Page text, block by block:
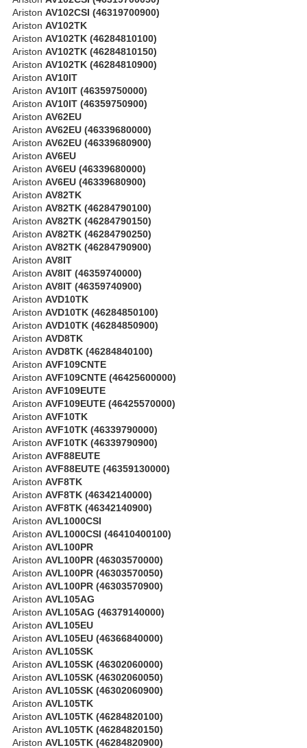
Ariston AV102CSI (46319700900)
Ariston AV102TK
Ariston AV102TK (46284810100)
Ariston AV102TK (46284810150)
Ariston AV102TK (46284810900)
Ariston AV10IT
Ariston AV10IT (46359750000)
Ariston AV10IT (46359750900)
Ariston AV62EU
Ariston AV62EU (46339680000)
Ariston AV62EU (46339680900)
Ariston AV6EU
Ariston AV6EU (46339680000)
Ariston AV6EU (46339680900)
Ariston AV82TK
Ariston AV82TK (46284790100)
Ariston AV82TK (46284790150)
Ariston AV82TK (46284790250)
Ariston AV82TK (46284790900)
Ariston AV8IT
Ariston AV8IT (46359740000)
Ariston AV8IT (46359740900)
Ariston AVD10TK
Ariston AVD10TK (46284850100)
Ariston AVD10TK (46284850900)
Ariston AVD8TK
Ariston AVD8TK (46284840100)
Ariston AVF109CNTE
Ariston AVF109CNTE (46425600000)
Ariston AVF109EUTE
Ariston AVF109EUTE (46425570000)
Ariston AVF10TK
Ariston AVF10TK (46339790000)
Ariston AVF10TK (46339790900)
Ariston AVF88EUTE
Ariston AVF88EUTE (46359130000)
Ariston AVF8TK
Ariston AVF8TK (46342140000)
Ariston AVF8TK (46342140900)
Ariston AVL1000CSI
Ariston AVL1000CSI (46410400100)
Ariston AVL100PR
Ariston AVL100PR (46303570000)
Ariston AVL100PR (46303570050)
Ariston AVL100PR (46303570900)
Ariston AVL105AG
Ariston AVL105AG (46379140000)
Ariston AVL105EU
Ariston AVL105EU (46366840000)
Ariston AVL105SK
Ariston AVL105SK (46302060000)
Ariston AVL105SK (46302060050)
Ariston AVL105SK (46302060900)
Ariston AVL105TK
Ariston AVL105TK (46284820100)
Ariston AVL105TK (46284820150)
Ariston AVL105TK (46284820900)